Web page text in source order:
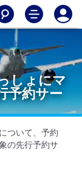
しょにマ
予約サー
ついて、予約
の先行予約サ